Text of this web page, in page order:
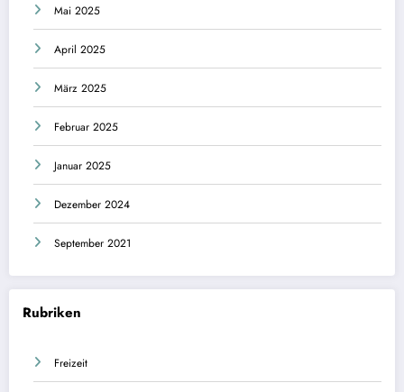
Mai 2025
April 2025
März 2025
Februar 2025
Januar 2025
Dezember 2024
September 2021
Rubriken
Freizeit